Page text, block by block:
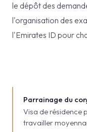
le dépôt des
l'organisation des
l'Emirates ID pour
Parrainage du
Visa de résidence
travailler